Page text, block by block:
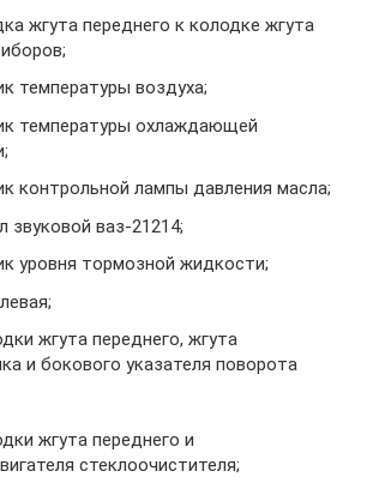
жгута переднего к колодке жгута
температуры воздуха;
температуры охлаждающей
контрольной лампы давления масла;
звуковой ваз-21214;
уровня тормозной жидкости;
жгута переднего, жгута
и бокового указателя поворота
жгута переднего и
стеклоочистителя;